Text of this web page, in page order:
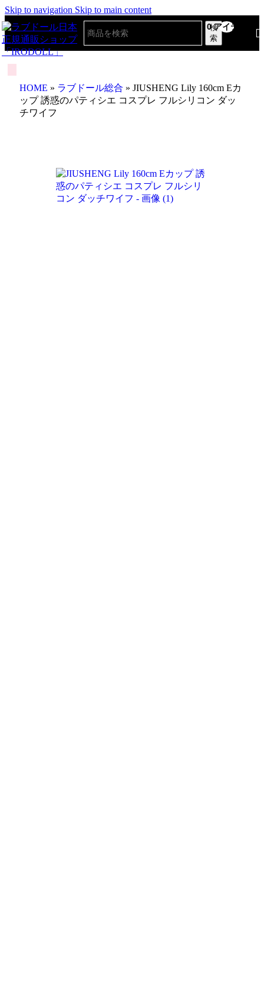
Skip to navigation Skip to main content
検
索
0アイテム
HOME » ラブドール総合 » JIUSHENG Lily 160cm Eカ
ップ 誘惑のパティシエ コスプレ フルシリコン ダッ
チワイフ